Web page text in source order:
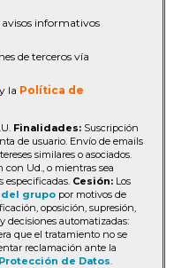
informativos
de terceros vía
y la Política de
Finalidades: Suscripción
de usuario. Envío de emails
similares o asociados.
con Ud., o mientras sea
especificadas. Cesión: Los
del grupo por motivos de
oposición, supresión,
decisiones automatizadas:
que el tratamiento no se
reclamación ante la
de Datos.